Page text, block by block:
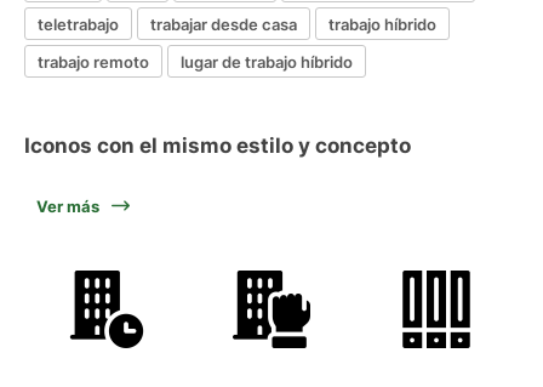
teletrabajo
trabajar desde casa
trabajo híbrido
trabajo remoto
lugar de trabajo híbrido
Iconos con el mismo estilo y concepto
Ver más